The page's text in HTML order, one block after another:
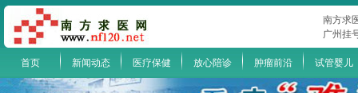
南方求
广州挂
首页 新闻动态 医疗保健 放心陪诊 肿瘤前沿 试管婴儿